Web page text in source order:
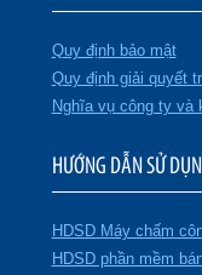
Quy định bảo mật
Quy định giải quyết
Nghĩa vụ công ty và
HƯỚNG DẪN SỬ
HDSD Máy chấm
HDSD phần mềm